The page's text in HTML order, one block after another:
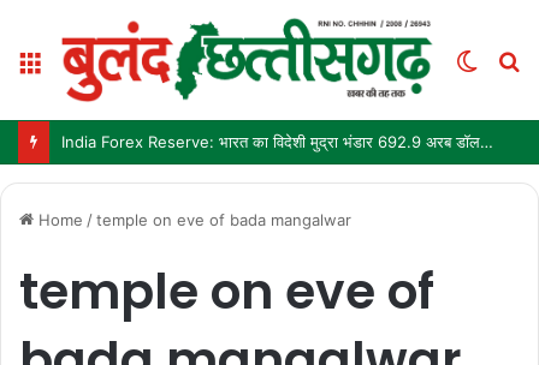
Menu
Switch
IIT Delhi Convocation 2026: PM मोदी आज IIT दिल्ली के 57वें दीक्षांत समारोह को करेंगे संबोधित
Home /temple on eve of bada mangalwar
temple on eve of